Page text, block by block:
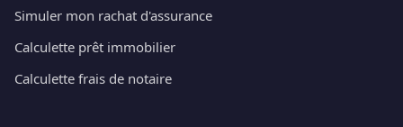
Simuler mon rachat d'assurance
Calculette prêt immobilier
Calculette frais de notaire